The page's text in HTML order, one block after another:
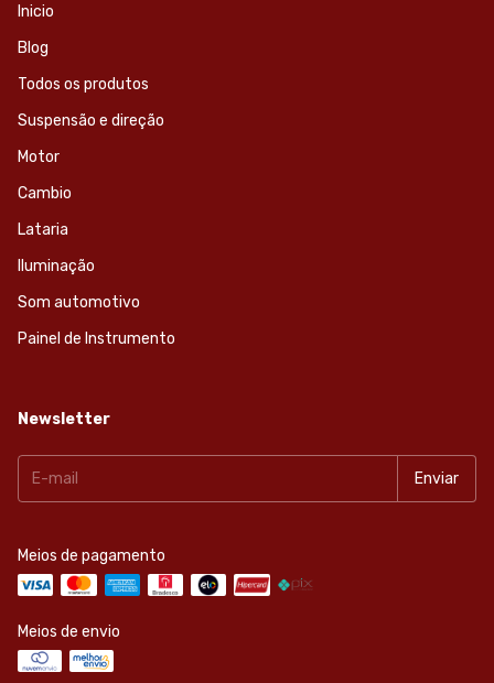
Inicio
Blog
Todos os produtos
Suspensão e direção
Motor
Cambio
Lataria
Iluminação
Som automotivo
Painel de Instrumento
Newsletter
Meios de pagamento
Meios de envio